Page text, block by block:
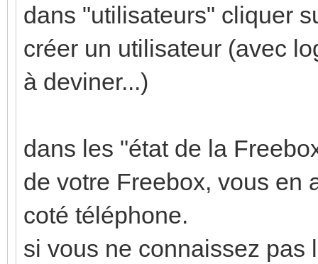
dans "utilisateurs" cliquer
créer un utilisateur (avec
à deviner...)
dans les "état de la
de votre Freebox, vous en
coté téléphone.
si vous ne connaissez pas